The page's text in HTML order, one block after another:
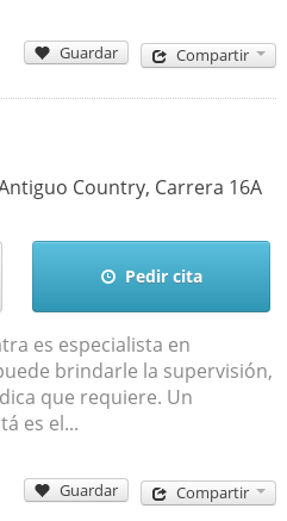
Guardar Compartir
Country, Carrera 16A
Pedir cita
es especialista en
brindarle la supervisión,
que requiere. Un
es el...
Guardar Compartir